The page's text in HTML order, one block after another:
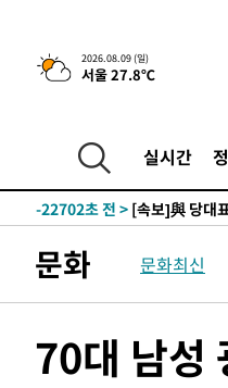
2026.08.09 (일)
서울 27.8℃
실시간
-24022초 전 >[속보]與 강원
44.40%
-23356초 전 > 與 강원·TK 당
-23003초 전 >
[속보]與 당대
45.71%
-22905초 전 >
46.35%
-22702초 전 > [속보]與 당대
-13262초 전 >
[속보]장은수,
-8627초 전 >"얼마나 더웠으
-7826초 전 >
'2경기 연속 침
문화 문화최신
70대 남성